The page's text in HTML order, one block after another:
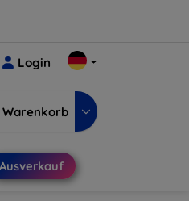
Login
Warenkorb
Ausverkauf